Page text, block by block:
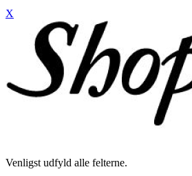
X
Venligst udfyld alle felterne.